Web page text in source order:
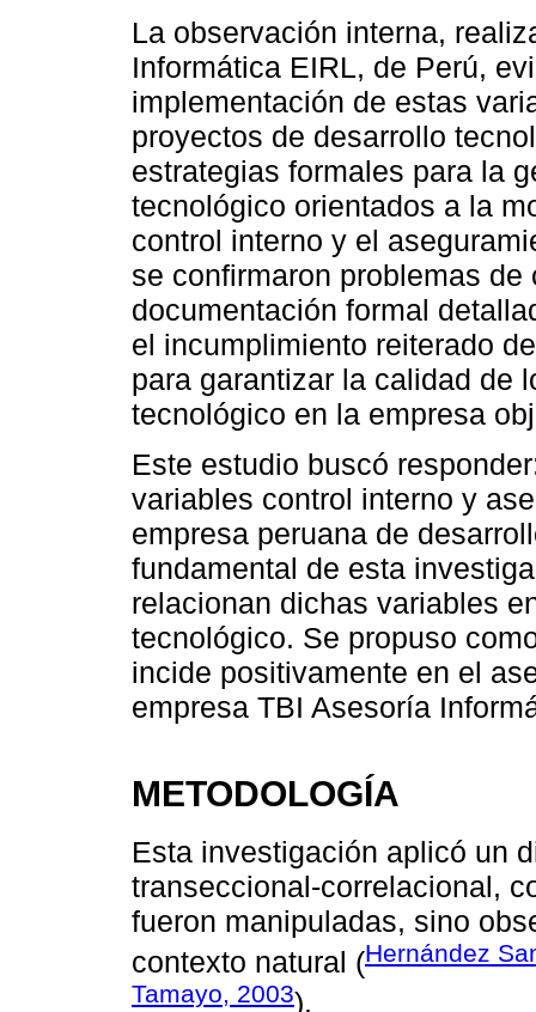
La observación interna,
Informática EIRL, de Perú,
implementación de estas
proyectos de desarrollo
estrategias formales para la
tecnológico orientados a la
control interno y el
se confirmaron problemas
documentación formal
el incumplimiento reiterado
para garantizar la calidad de
tecnológico en la empresa
Este estudio buscó
variables control interno y
empresa peruana de
fundamental de esta
relacionan dichas variables
tecnológico. Se propuso
incide positivamente en el
empresa TBI Asesoría
METODOLOGÍA
Esta investigación aplicó un
transeccional-correlacional,
fueron manipuladas, sino
contexto natural (Hernández
Tamayo, 2003).